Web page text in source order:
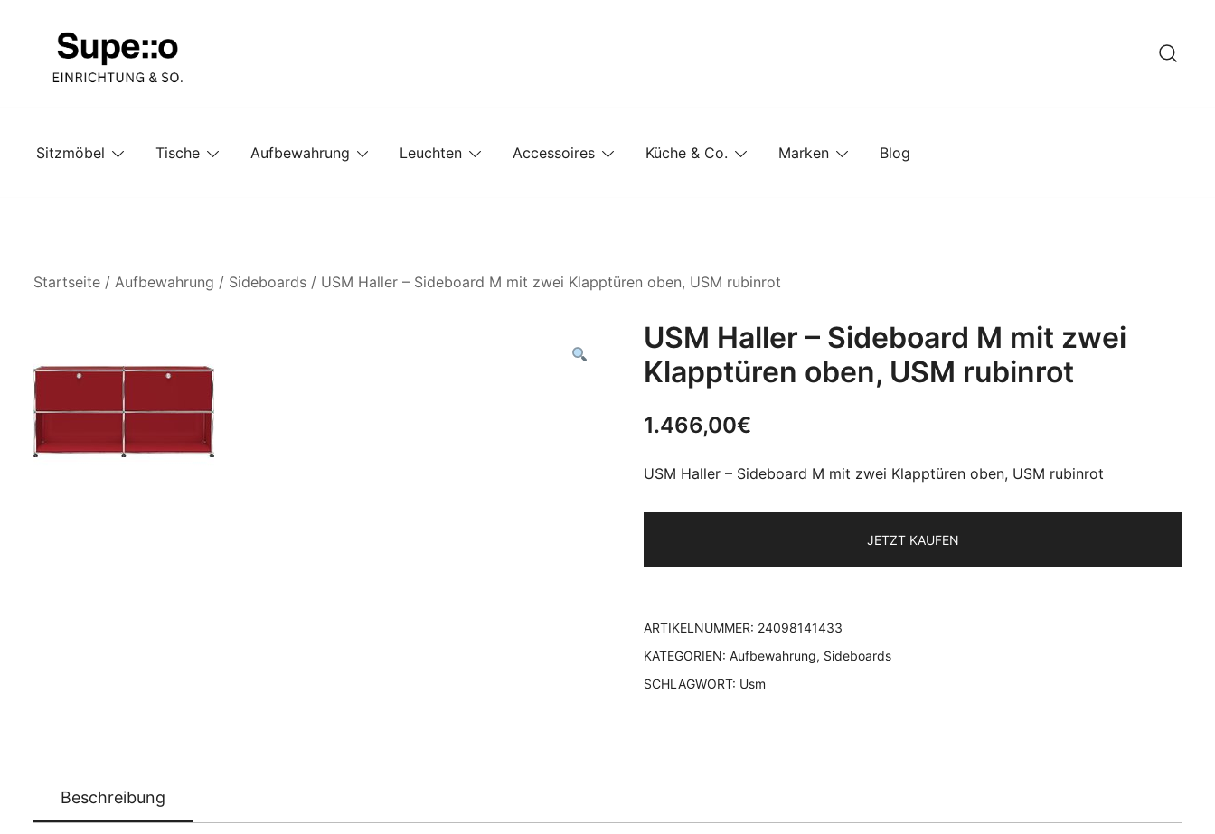
Sitzmöbel
Tische Aufbewahrung Leuchten Accessoires Küche & Co. Marken Blog
Startseite / Aufbewahrung / Sideboards / USM Haller – Sideboard M mit zwei Klapptüren oben, USM rubinrot
USM Haller – Sideboard M mit zwei
Klapptüren oben, USM rubinrot
1.466,00€
USM Haller – Sideboard M mit zwei Klapptüren oben, USM rubinrot
JETZT KAUFEN
ARTIKELNUMMER: 24098141433
KATEGORIEN: Aufbewahrung, Sideboards
SCHLAGWORT: Usm
Beschreibung